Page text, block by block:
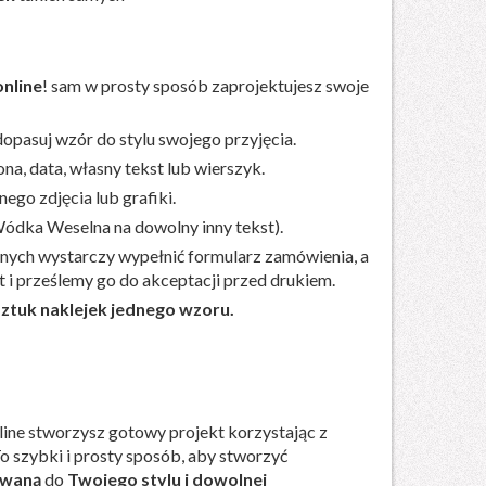
! sam w prosty sposób zaprojektujesz swoje
wzór do stylu swojego przyjęcia.
data, własny tekst lub wierszyk.
zdjęcia lub grafiki.
Weselna na dowolny inny tekst).
wystarczy wypełnić formularz zamówienia, a
prześlemy go do akceptacji przed drukiem.
naklejek jednego wzoru.
stworzysz gotowy projekt korzystając z
szybki i prosty sposób, aby stworzyć
do Twojego stylu i dowolnej